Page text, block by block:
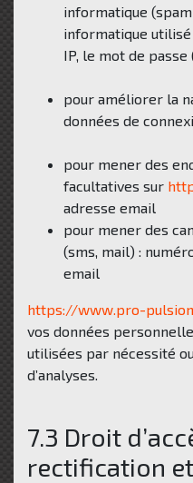
informatique
informatique utilisé
IP, le mot de passe
pour améliorer la
données de
pour mener des
facultatives sur
adresse email
pour mener des
(sms, mail) :
email
https://www.pro-
vos données
utilisées par nécessité
d’analyses.
7.3 Droit
rectification